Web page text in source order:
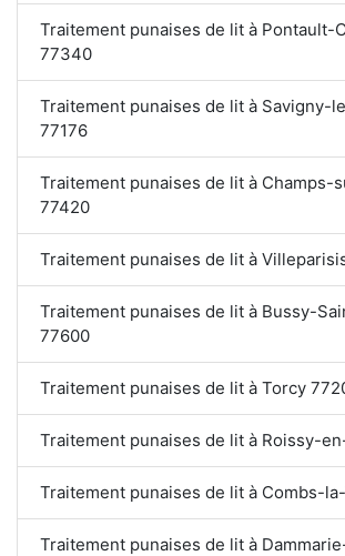
Traitement punaises de lit à Pontault-
77340
Traitement punaises de lit à Savigny-
77176
Traitement punaises de lit à Champs-
77420
Traitement punaises de lit à
Traitement punaises de lit à Bussy-
77600
Traitement punaises de lit à Torcy
Traitement punaises de lit à Roissy-
Traitement punaises de lit à Combs-
Traitement punaises de lit à